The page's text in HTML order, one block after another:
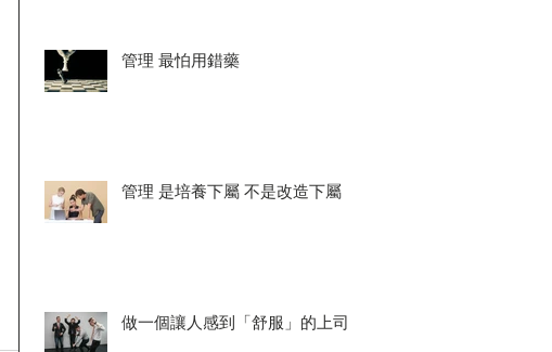
管理 最怕用錯藥
管理 是培養下屬 不是改造下屬
做一個讓人感到「舒服」的上司